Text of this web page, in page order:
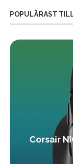
POPULÄRAST
Corsair